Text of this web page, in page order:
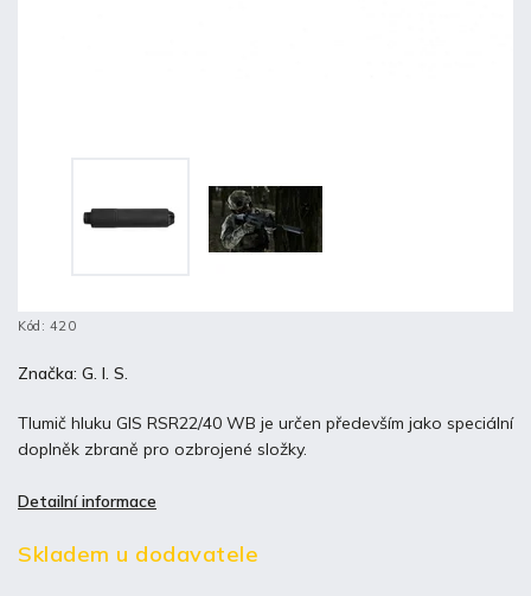
Kód: 420
Tlumič hluku GIS RSR22/40 WB je určen především jako speciální
doplněk zbraně pro ozbrojené složky.
Detailní informace
Značka: G. I. S.
Skladem u dodavatele